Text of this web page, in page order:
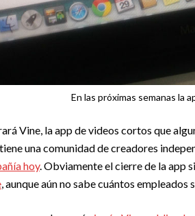
En las próximas semanas la
Vine, la app de videos cortos que
una comunidad de creadores
hoy. Obviamente el cierre de la app
, aunque aún no sabe cuántos empleados